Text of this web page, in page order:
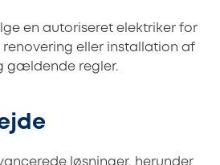
en autoriseret elektriker for
eller installation af
gældende regler.
løsninger, herunder